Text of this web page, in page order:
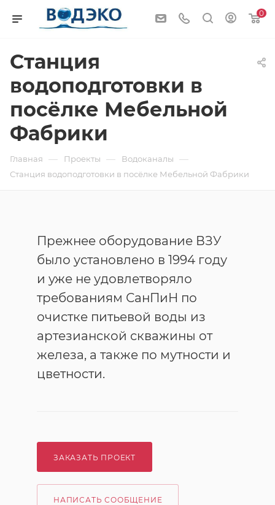
0
Станция
водоподготовки в
посёлке Мебельной
Фабрики
Главная — Проекты — Водоканалы —
Станция водоподготовки в посёлке Мебельной Фабрики
Прежнее оборудование ВЗУ
было установлено в 1994 году
и уже не удовлетворяло
требованиям СанПиН по
очистке питьевой воды из
артезианской скважины от
железа, а также по мутности и
цветности.
ЗАКАЗАТЬ ПРОЕКТ
НАПИСАТЬ СООБЩЕНИЕ